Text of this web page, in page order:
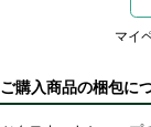
マイ
ご購入商品の梱包に